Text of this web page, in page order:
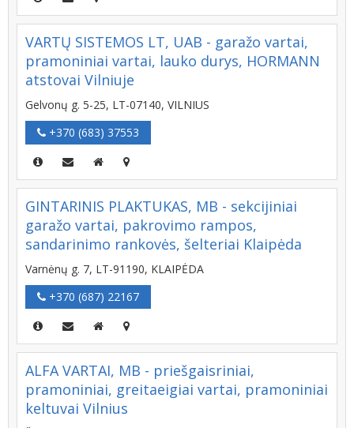
VARTŲ SISTEMOS LT, UAB - garažo vartai,
pramoniniai vartai, lauko durys, HORMANN
atstovai Vilniuje
Gelvonų g. 5-25, LT-07140, VILNIUS
+370 (683) 37553
GINTARINIS PLAKTUKAS, MB - sekcijiniai
garažo vartai, pakrovimo rampos,
sandarinimo rankovės, šelteriai Klaipėda
Varnėnų g. 7, LT-91190, KLAIPĖDA
+370 (687) 22167
ALFA VARTAI, MB - priešgaisriniai,
pramoniniai, greitaeigiai vartai, pramoniniai
keltuvai Vilnius